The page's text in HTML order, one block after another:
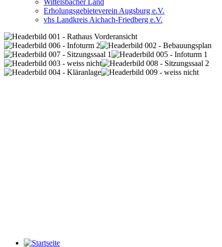
Wittelsbacher Land
Erholungsgebieteverein Augsburg e.V.
vhs Landkreis Aichach-Friedberg e.V.